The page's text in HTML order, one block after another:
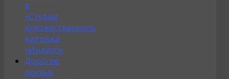
в
«Студии
художественного
витража
«Индиго»
Дорогие
друзья,